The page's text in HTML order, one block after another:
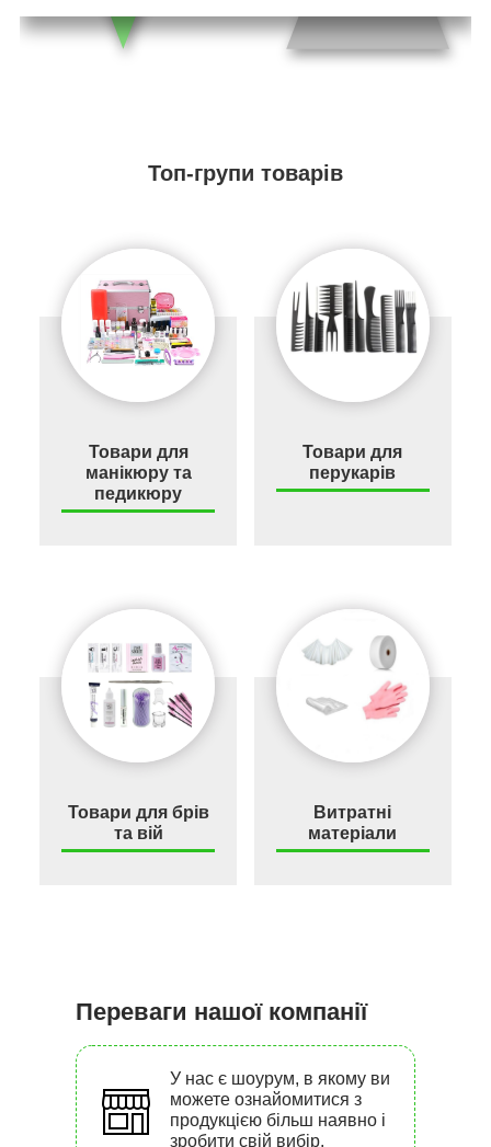
Топ-групи товарів
Товари для
манікюру та
педикюру
Товари для
перукарів
Товари для брів
та вій
Витратні
матеріали
Переваги нашої компанії
У нас є шоурум, в якому ви
можете ознайомитися з
продукцією більш наявно і
зробити свій вибір.